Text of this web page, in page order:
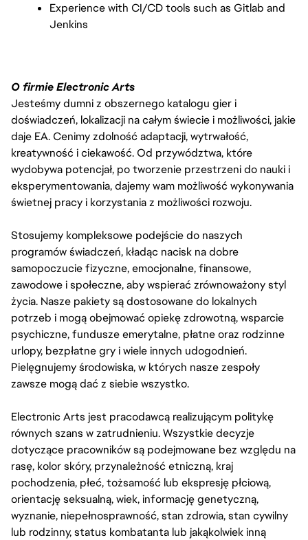
Experience with CI/CD tools such as Gitlab and
Jenkins
O firmie Electronic Arts
Jesteśmy dumni z obszernego katalogu gier i
doświadczeń, lokalizacji na całym świecie i możliwości, jakie
daje EA. Cenimy zdolność adaptacji, wytrwałość,
kreatywność i ciekawość. Od przywództwa, które
wydobywa potencjał, po tworzenie przestrzeni do nauki i
eksperymentowania, dajemy wam możliwość wykonywania
świetnej pracy i korzystania z możliwości rozwoju.
Stosujemy kompleksowe podejście do naszych
programów świadczeń, kładąc nacisk na dobre
samopoczucie fizyczne, emocjonalne, finansowe,
zawodowe i społeczne, aby wspierać zrównoważony styl
życia. Nasze pakiety są dostosowane do lokalnych
potrzeb i mogą obejmować opiekę zdrowotną, wsparcie
psychiczne, fundusze emerytalne, płatne oraz rodzinne
urlopy, bezpłatne gry i wiele innych udogodnień.
Pielęgnujemy środowiska, w których nasze zespoły
zawsze mogą dać z siebie wszystko.
Electronic Arts jest pracodawcą realizującym politykę
równych szans w zatrudnieniu. Wszystkie decyzje
dotyczące pracowników są podejmowane bez względu na
rasę, kolor skóry, przynależność etniczną, kraj
pochodzenia, płeć, tożsamość lub ekspresję płciową,
orientację seksualną, wiek, informację genetyczną,
wyznanie, niepełnosprawność, stan zdrowia, stan cywilny
lub rodzinny, status kombatanta lub jakąkolwiek inną